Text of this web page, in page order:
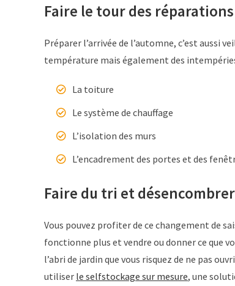
Faire le tour des
Préparer l’arrivée de l’automne, c’est
température mais également des
La toiture
Le système de chauffage
L’isolation des murs
L’encadrement des portes et des
Faire du tri et
Vous pouvez profiter de ce changement de
fonctionne plus et vendre ou donner ce que
l’abri de jardin que vous risquez de ne pas
utiliser le selfstockage sur mesure, une